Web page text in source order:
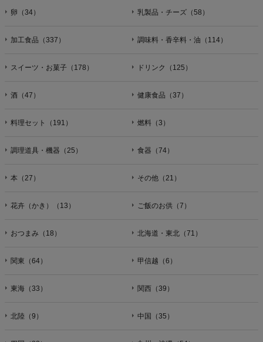
卵（34） 乳製品・チーズ（58）
加工食品（337） 調味料・香辛料・油（114）
スイーツ・お菓子（178） ドリンク（125）
酒（47） 健康食品（37）
料理セット（191） 燃料（3）
調理道具・機器（25） 食器（74）
本（27） その他（21）
花卉（かき）（13） ご飯のお供（7）
おつまみ（18） 北海道・東北（71）
関東（64） 甲信越（6）
東海（33） 関西（39）
北陸（9） 中国（35）